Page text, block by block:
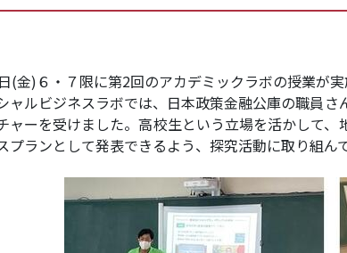
(金)６・７限に第2回のアカデミックラボの授業が実
ャルビジネスラボでは、日本政策金融公庫の職員
ャーを受けました。高校生という立場を活かして
プランとして発表できるよう、探究活動に取り組ん